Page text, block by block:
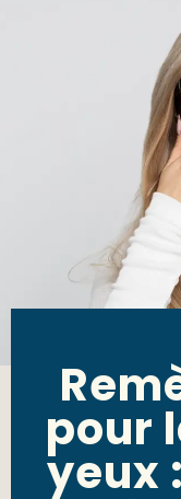
pour
yeux